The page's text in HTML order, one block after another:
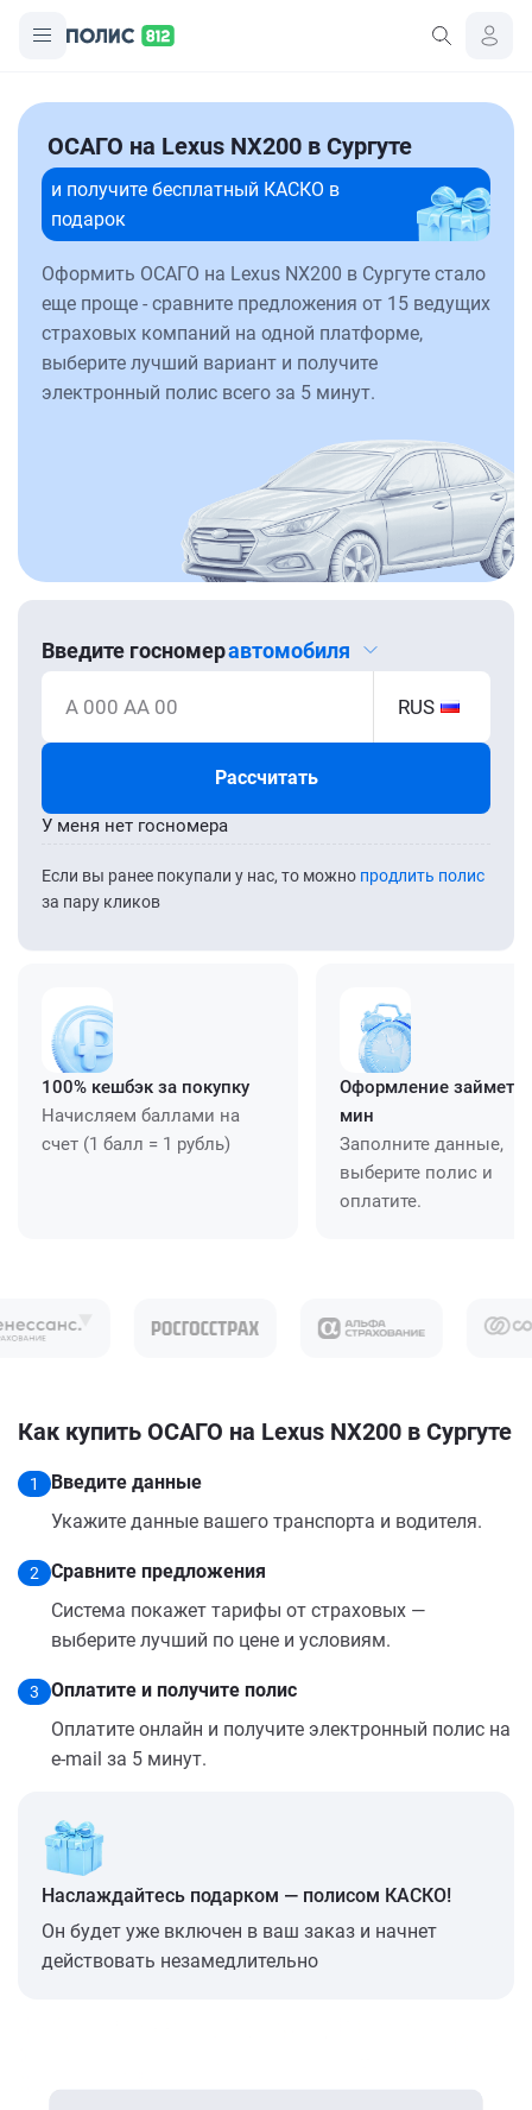
ОСАГО на Lexus NX200 в Сургуте
и получите бесплатный КАСКО в
подарок
Оформить ОСАГО на Lexus NX200 в Сургуте стало
еще проще - сравните предложения от 15 ведущих
страховых компаний на одной платформе,
выберите лучший вариант и получите
электронный полис всего за 5 минут.
Введите госномеравтомобиля
А 000 АА 00 RUS
Рассчитать
Если вы ранее покупали у нас, то можно продлить полис
за пару кликов
У меня нет госномера
100% кешбэк за покупку
Начисляем баллами на
счет (1 балл = 1 рубль)
Оформление займет
мин
Заполните данные,
выберите полис и
оплатите.
Как купить ОСАГО на Lexus NX200 в Сургуте
1
Введите данные
Укажите данные вашего транспорта и водителя.
2
Сравните предложения
Система покажет тарифы от страховых —
выберите лучший по цене и условиям.
3
Оплатите и получите полис
Оплатите онлайн и получите электронный полис на
e-mail за 5 минут.
Наслаждайтесь подарком — полисом КАСКО!
Он будет уже включен в ваш заказ и начнет
действовать незамедлительно